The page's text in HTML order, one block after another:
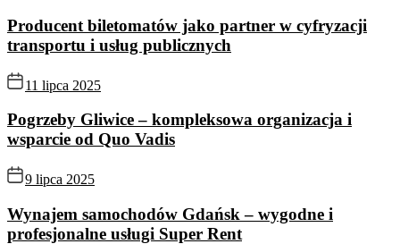
Producent biletomatów jako partner w cyfryzacji
transportu i usług publicznych
11 lipca 2025
Pogrzeby Gliwice – kompleksowa organizacja i
wsparcie od Quo Vadis
9 lipca 2025
Wynajem samochodów Gdańsk – wygodne i
profesjonalne usługi Super Rent